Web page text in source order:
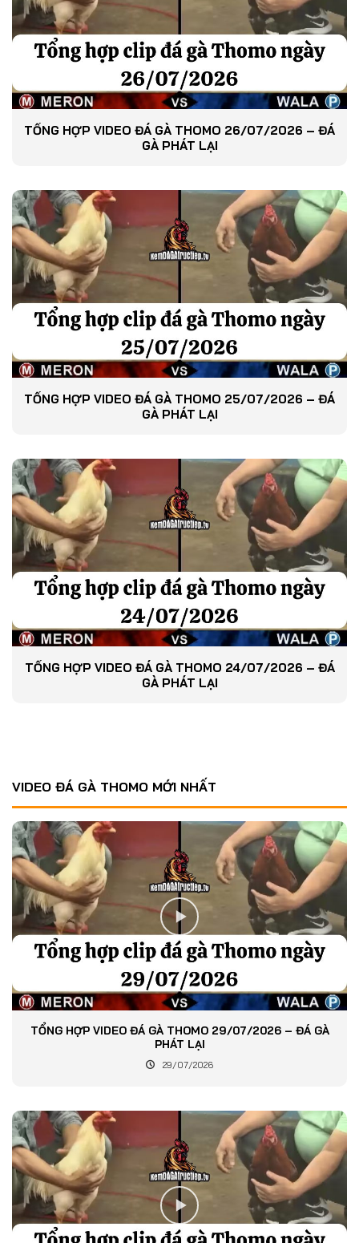
TỔNG HỢP VIDEO ĐÁ GÀ THOMO 26/07/2026 – ĐÁ
GÀ PHÁT LẠI
TỔNG HỢP VIDEO ĐÁ GÀ THOMO 25/07/2026 – ĐÁ
GÀ PHÁT LẠI
TỔNG HỢP VIDEO ĐÁ GÀ THOMO 24/07/2026 – ĐÁ
GÀ PHÁT LẠI
VIDEO ĐÁ GÀ THOMO MỚI NHẤT
TỔNG HỢP VIDEO ĐÁ GÀ THOMO 29/07/2026 – ĐÁ GÀ
PHÁT LẠI
29/07/2026